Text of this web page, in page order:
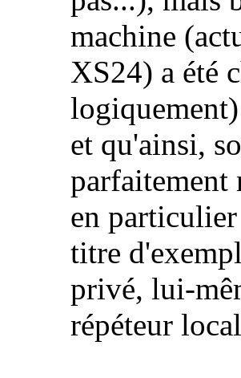
machine
XS24) a été
et qu'ainsi,
parfaitement
en
titre
privé, lui-
répéteur